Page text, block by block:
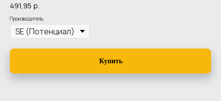
491,95 р.
Производитель
Купить